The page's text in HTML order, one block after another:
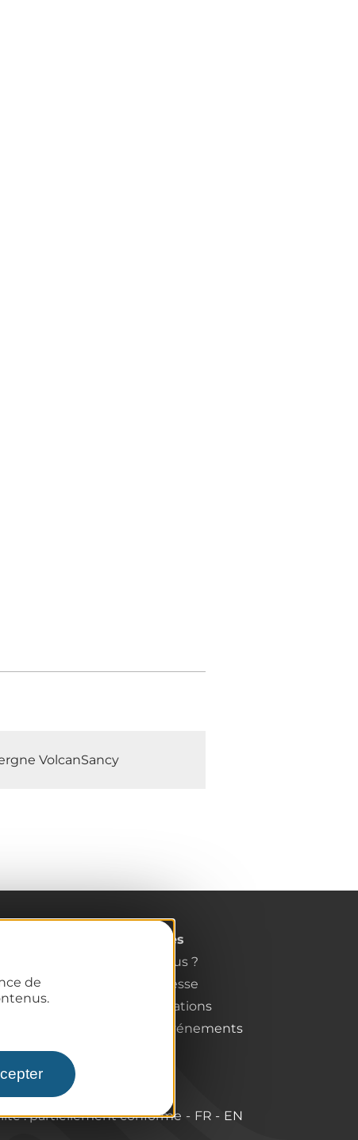
de
VolcanSancy
Pro / Partenaires
Qui sommes-nous ?
Espace Pro & Presse
Labels & Qualifications
Annoncer vos événements
: partiellement conforme FR EN